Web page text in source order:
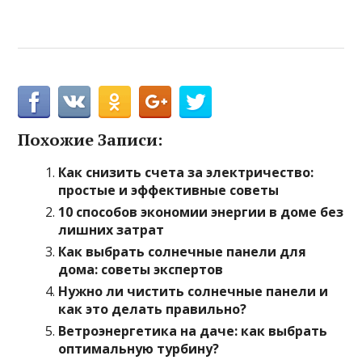
Похожие Записи:
Как снизить счета за электричество:
простые и эффективные советы
10 способов экономии энергии в доме без
лишних затрат
Как выбрать солнечные панели для
дома: советы экспертов
Нужно ли чистить солнечные панели и
как это делать правильно?
Ветроэнергетика на даче: как выбрать
оптимальную турбину?